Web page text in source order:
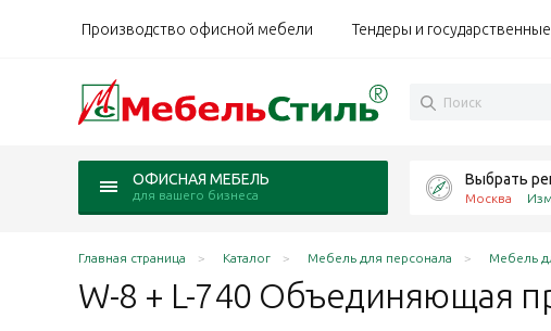
Производство офисной мебели Тендеры и
ОФИСНАЯ МЕБЕЛЬ
для вашего бизнеса
Выбрать
Москва
Главная страница Каталог Мебель для персонала Мебель
W-8 + L-740 Объединяющая